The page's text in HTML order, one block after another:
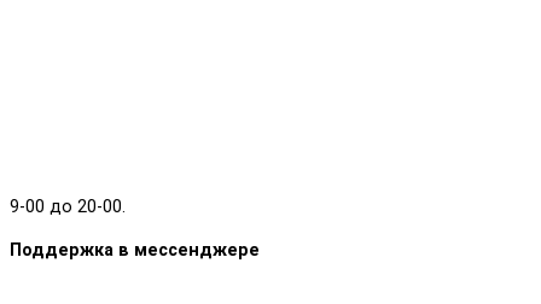
9-00 до 20-00.
Поддержка в мессенджере